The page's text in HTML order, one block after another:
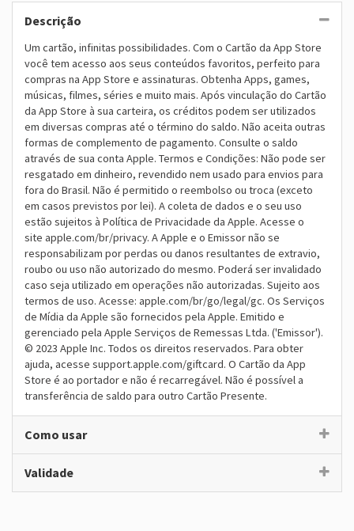
Descrição
Um cartão, infinitas possibilidades. Com o Cartão da App Store
você tem acesso aos seus conteúdos favoritos, perfeito para
compras na App Store e assinaturas. Obtenha Apps, games,
músicas, filmes, séries e muito mais. Após vinculação do Cartão
da App Store à sua carteira, os créditos podem ser utilizados
em diversas compras até o término do saldo. Não aceita outras
formas de complemento de pagamento. Consulte o saldo
através de sua conta Apple. Termos e Condições: Não pode ser
resgatado em dinheiro, revendido nem usado para envios para
fora do Brasil. Não é permitido o reembolso ou troca (exceto
em casos previstos por lei). A coleta de dados e o seu uso
estão sujeitos à Política de Privacidade da Apple. Acesse o
site apple.com/br/privacy. A Apple e o Emissor não se
responsabilizam por perdas ou danos resultantes de extravio,
roubo ou uso não autorizado do mesmo. Poderá ser invalidado
caso seja utilizado em operações não autorizadas. Sujeito aos
termos de uso. Acesse: apple.com/br/go/legal/gc. Os Serviços
de Mídia da Apple são fornecidos pela Apple. Emitido e
gerenciado pela Apple Serviços de Remessas Ltda. ('Emissor').
© 2023 Apple Inc. Todos os direitos reservados. Para obter
ajuda, acesse support.apple.com/giftcard. O Cartão da App
Store é ao portador e não é recarregável. Não é possível a
transferência de saldo para outro Cartão Presente.
Como usar
Validade